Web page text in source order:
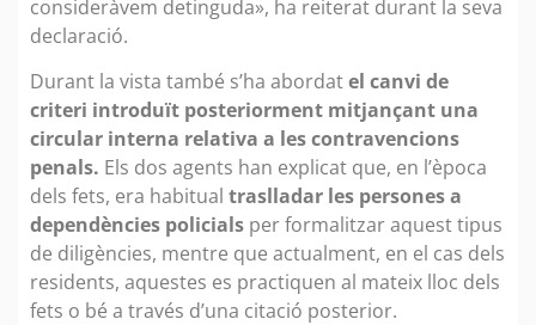
consideràvem detinguda», ha reiterat durant la seva
declaració.
Durant la vista també s’ha abordatel canvi de
criteri introduït posteriorment mitjançant una
circular interna relativa a les contravencions
penals. Els dos agents han explicat que, en l’època
dels fets, era habitual traslladar les persones a
dependències policials per formalitzar aquest tipus
de diligències, mentre que actualment, en el cas dels
residents, aquestes es practiquen al mateix lloc dels
fets o bé a través d’una citació posterior.